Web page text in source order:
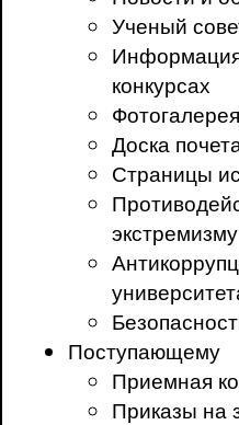
Ученый
конкурсах
Фотогалерея
Доска
Страницы
экстремизму
Поступающему
Приемная
Приказы на